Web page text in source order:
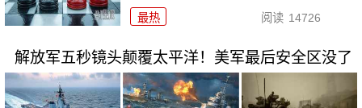
最热 阅读 14726
解放军五秒镜头颠覆太平洋！美军最后安全区没了